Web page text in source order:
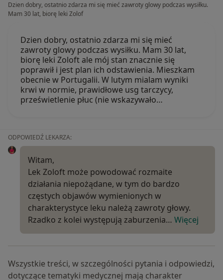
Dzien dobry, ostatnio zdarza mi się mieć zawroty glowy podczas wysiłku.
Mam 30 lat, biorę leki Zolof
Dzien dobry, ostatnio zdarza mi się mieć
zawroty glowy podczas wysiłku. Mam 30 lat,
biorę leki Zoloft ale mój stan znacznie się
poprawił i jest plan ich odstawienia. Mieszkam
obecnie w Portugalii. W lutym mialam wyniki
krwi w normie, prawidłowe usg tarczycy,
prześwietlenie płuc (nie wskazywało…
ODPOWIEDŹ LEKARZA:
Witam,
Lek Zoloft może powodować rozmaite
działania niepożądane, w tym do bardzo
częstych objawów wymienionych w
charakterystyce leku należą zawroty głowy.
Rzadko z kolei występują zaburzenia… Więcej
Wszystkie treści, w szczególności pytania i odpowiedzi,
dotyczące tematyki medycznej mają charakter